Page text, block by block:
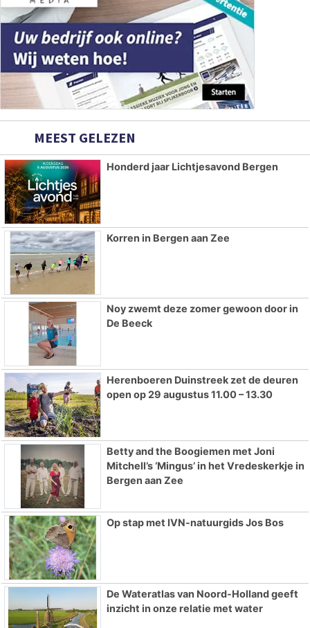
MEEST GELEZEN
Honderd jaar Lichtjesavond Bergen
Korren in Bergen aan Zee
Noy zwemt deze zomer gewoon door in
De Beeck
Herenboeren Duinstreek zet de deuren
open op 29 augustus 11.00 – 13.30
Betty and the Boogiemen met Joni
Mitchell’s ‘Mingus’ in het Vredeskerkje in
Bergen aan Zee
Op stap met IVN-natuurgids Jos Bos
De Wateratlas van Noord-Holland geeft
inzicht in onze relatie met water